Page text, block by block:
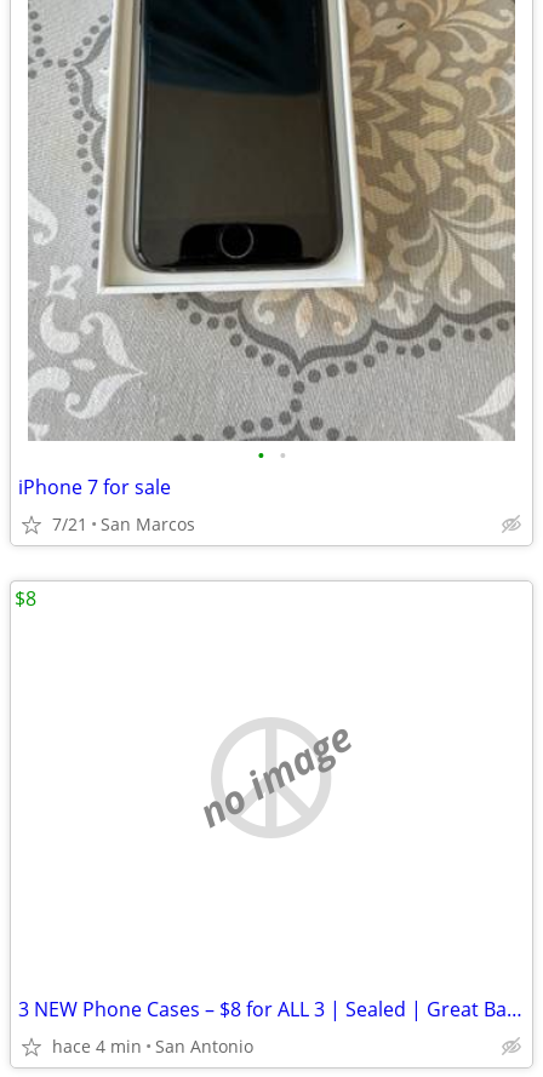
• •
iPhone 7 for sale
7/21 San Marcos
no image
3 NEW Phone Cases – $8 for ALL 3 | Sealed | Great Backup & Protection
hace 4 min San Antonio
$8